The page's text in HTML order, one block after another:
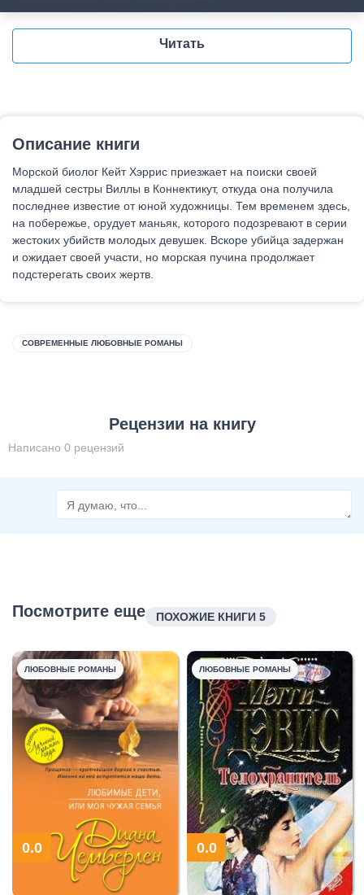
Читать
Описание книги
Морской биолог Кейт Хэррис приезжает на поиски своей
младшей сестры Виллы в Коннектикут, откуда она получила
последнее известие от юной художницы. Тем временем здесь,
на побережье, орудует маньяк, которого подозревают в серии
жестоких убийств молодых девушек. Вскоре убийца задержан
и ожидает своей участи, но морская пучина продолжает
подстерегать своих жертв.
СОВРЕМЕННЫЕ ЛЮБОВНЫЕ РОМАНЫ
Рецензии на книгу
Написано 0 рецензий
Посмотрите еще ПОХОЖИЕ КНИГИ 5
ЛЮБОВНЫЕ РОМАНЫ
0.0
ЛЮБОВНЫЕ РОМАНЫ
0.0